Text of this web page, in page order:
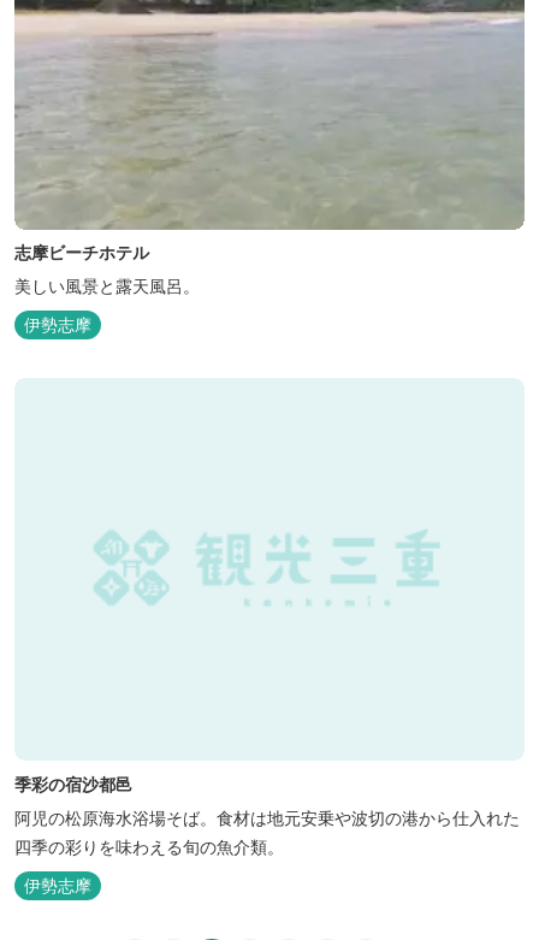
志摩ビーチホテル
美しい風景と露天風呂。
伊勢志摩
季彩の宿沙都邑
阿児の松原海水浴場そば。食材は地元安乗や波切の港から仕入れた
四季の彩りを味わえる旬の魚介類。
伊勢志摩